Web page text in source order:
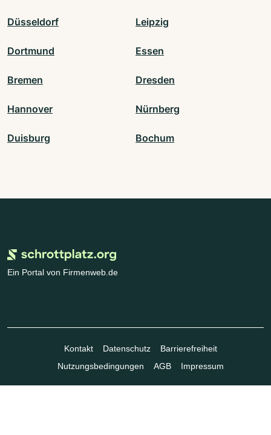
Düsseldorf Leipzig
Dortmund Essen
Bremen Dresden
Hannover Nürnberg
Duisburg Bochum
Ein Portal von Firmenweb.de
Kontakt Datenschutz
Barrierefreiheit
Nutzungsbedingungen
AGB Impressum